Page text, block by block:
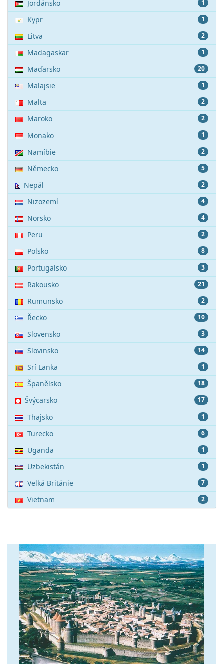
1
Jordánsko
1
Kypr
2
Litva
1
Madagaskar
20
Maďarsko
1
Malajsie
2
Malta
2
Maroko
1
Monako
2
Namíbie
5
Německo
2
Nepál
4
Nizozemí
4
Norsko
2
Peru
8
Polsko
3
Portugalsko
21
Rakousko
2
Rumunsko
10
Řecko
3
Slovensko
14
Slovinsko
1
Srí Lanka
18
Španělsko
17
Švýcarsko
1
Thajsko
6
Turecko
1
Uganda
1
Uzbekistán
7
Velká Británie
2
Vietnam